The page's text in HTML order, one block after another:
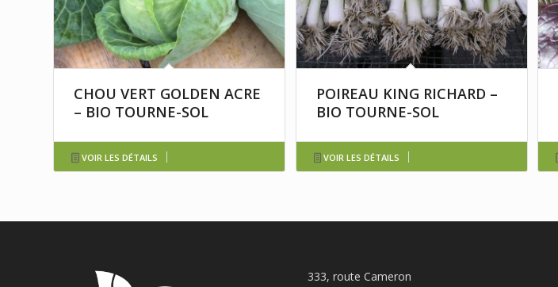
CHOU VERT GOLDEN ACRE
– BIO TOURNE-SOL
VOIR LES DÉTAILS
POIREAU KING RICHARD –
BIO TOURNE-SOL
VOIR LES DÉTAILS
333, route Cameron